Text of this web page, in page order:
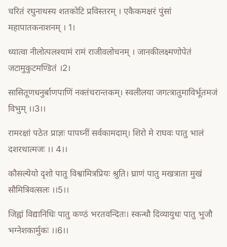
चरितं रघुनाथस्य शतकोटि प्रविस्तरम् । एकैकमक्षरं पुंसां
महापातकनाशनम् । 1।
ध्यात्वा नीलोत्पलश्यामं रामं राजीवलोचनम् । जानकीलक्ष्मणोपेतं
जटामुकुटमण्डितं ।2।
सासितूणधनुर्बाणपाणिं नक्तंचरान्तकम्। स्वलीलया जगत्त्रातुमाविर्भूतमजं
विभुम् ।।3।।
रामरक्षां पठेत प्राज्ञः पापघ्नीं सर्वकामदाम्। शिरो मे राघवः पातु भालं
दशरथात्मजः ।। 4।।
कौसल्येयो दृशो पातु विश्वामित्रप्रियः श्रुति। घ्राणं पातु मखत्राता मुखं
सौमित्रिवत्सलः ।।5।।
जिह्वां विद्यानिधिः पातु कण्ठं भरतवन्दितः। स्कन्धौ दिव्यायुधः पातु भुजौ
भग्नेशकार्मुकः ।।6।।